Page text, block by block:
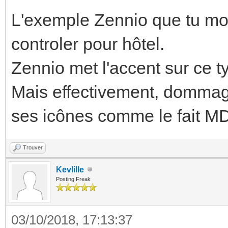
L'exemple Zennio que tu
controler pour hôtel.
Zennio met l'accent sur ce
Mais effectivement,
ses icônes comme le fait
Trouver
Kevlille
Posting Freak
03/10/2018, 17:13:37